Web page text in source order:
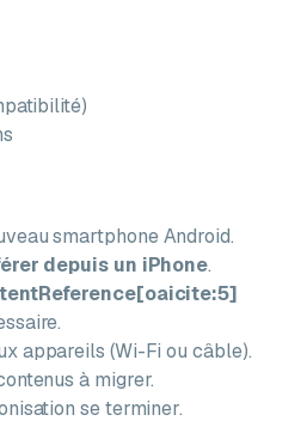
smartphone Android.
depuis un iPhone.
appareils (Wi-Fi ou câble).
à migrer.
se terminer.